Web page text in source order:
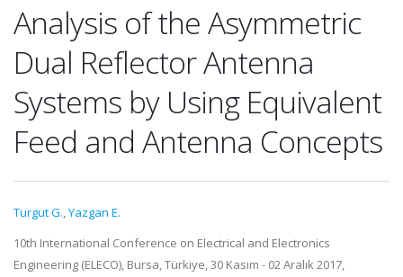
Analysis of the Asymmetric
Dual Reflector Antenna
Systems by Using Equivalent
Feed and Antenna Concepts
Turgut G.,Yazgan E.
10th International Conference on Electrical and Electronics
Engineering (ELECO), Bursa, Türkiye, 30 Kasım - 02 Aralık 2017,